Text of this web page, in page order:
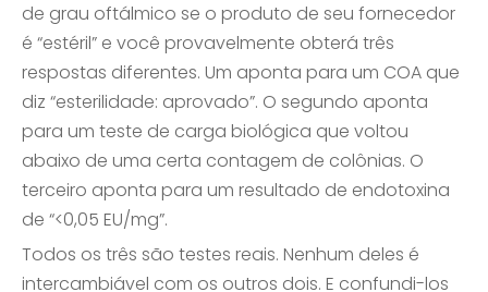
de grau oftálmico se o produto de seu fornecedor
é “estéril” e você provavelmente obterá três
respostas diferentes. Um aponta para um COA que
diz “esterilidade: aprovado”. O segundo aponta
para um teste de carga biológica que voltou
abaixo de uma certa contagem de colônias. O
terceiro aponta para um resultado de endotoxina
de “<0,05 EU/mg”.
Todos os três são testes reais. Nenhum deles é
intercambiável com os outros dois. E confundi-los